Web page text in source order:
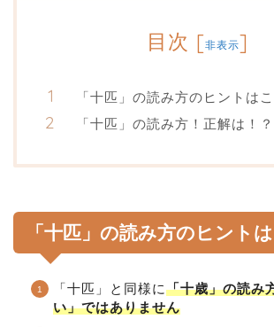
目次 [非表示]
「十匹」の読み方のヒントは
「十匹」の読み方！正解は！？
「十匹」の読み方のヒント
「十匹」と同様に「十歳」の読み
い」ではありません